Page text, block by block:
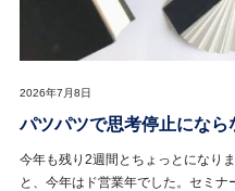
2026年7月8日
パツパツで思考停止になら
今年も残り2週間とちょっとになり
と、今年はド営業年でした。セミナ